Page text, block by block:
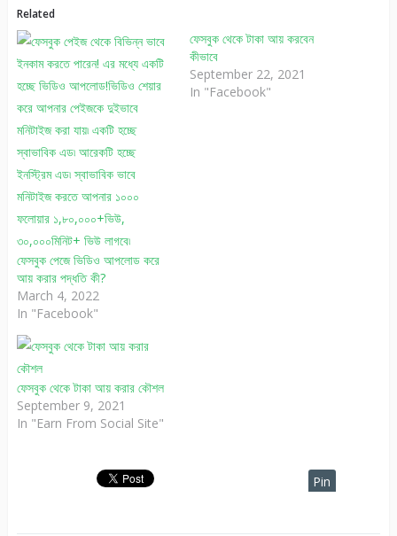
Related
ফেসবুক পেজে ভিডিও আপলোড করে
আয় করার পদ্ধতি কী?
March 4, 2022
In "Facebook"
ফেসবুক থেকে টাকা আয় করবেন
কীভাবে
September 22, 2021
In "Facebook"
ফেসবুক থেকে টাকা আয় করার কৌশল
September 9, 2021
In "Earn From Social Site"
Pin